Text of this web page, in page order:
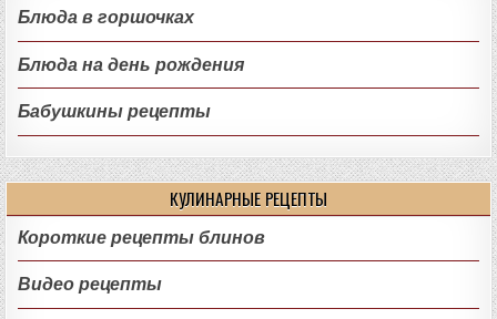
Блюда в горшочках
Блюда на день рождения
Бабушкины рецепты
КУЛИНАРНЫЕ РЕЦЕПТЫ
Короткие рецепты блинов
Видео рецепты